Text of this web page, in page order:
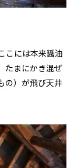
こには本来醤油
たまにかき混ぜ
の）が飛び天井